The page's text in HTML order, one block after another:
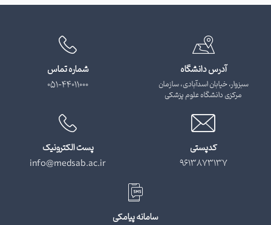
آدرس دانشگاه
سبزوار، خیابان اسدآبادی، سازمان
مرکزی دانشگاه علوم پزشکی
شماره تماس
051-44011000
کدپستی
9613873137
پست الکترونیک
info@medsab.ac.ir
سامانه پیامکی